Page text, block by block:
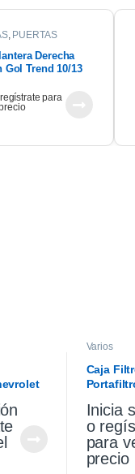
, PUERTAS
Derecha
Gol Trend 10/13
para
Varios
Caja
19/21
Inicia
o
para
precio